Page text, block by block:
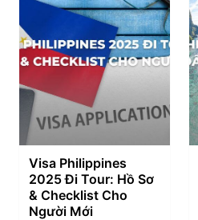
Visa Philippines
2025 Đi Tour: Hồ Sơ
& Checklist Cho
Người Mới